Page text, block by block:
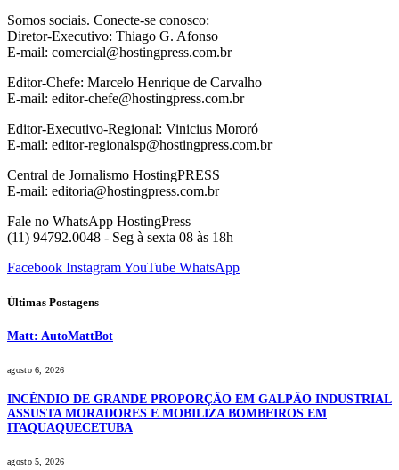
Somos sociais. Conecte-se conosco:
Diretor-Executivo: Thiago G. Afonso
E-mail: comercial@hostingpress.com.br
Editor-Chefe: Marcelo Henrique de Carvalho
E-mail: editor-chefe@hostingpress.com.br
Editor-Executivo-Regional: Vinicius Mororó
E-mail: editor-regionalsp@hostingpress.com.br
Central de Jornalismo HostingPRESS
E-mail: editoria@hostingpress.com.br
Fale no WhatsApp HostingPress
(11) 94792.0048 - Seg à sexta 08 às 18h
Facebook InstagramYouTube WhatsApp
Últimas Postagens
Matt: AutoMattBot
agosto 6, 2026
INCÊNDIO DE GRANDE PROPORÇÃO EM GALPÃO INDUSTRIAL
ASSUSTA MORADORES E MOBILIZA BOMBEIROS EM
ITAQUAQUECETUBA
agosto 5, 2026